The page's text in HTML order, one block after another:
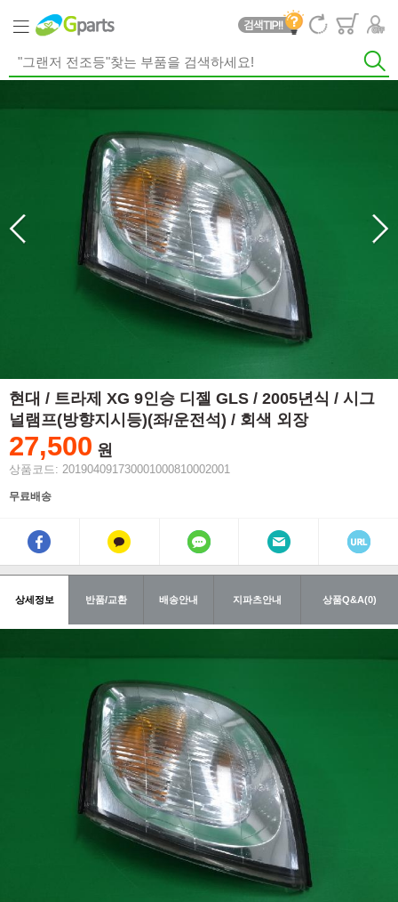
현대 / 트라제 XG 9인승 디젤 GLS / 2005년식 / 시그
널램프(방향지시등)(좌/운전석) / 회색 외장
27,500 원
상품코드: 201904091730001000810002001
무료배송
상세정보 반품/교환 배송안내 지파츠안내 상품Q&A(0)